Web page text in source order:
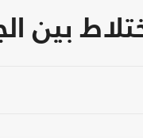
بين